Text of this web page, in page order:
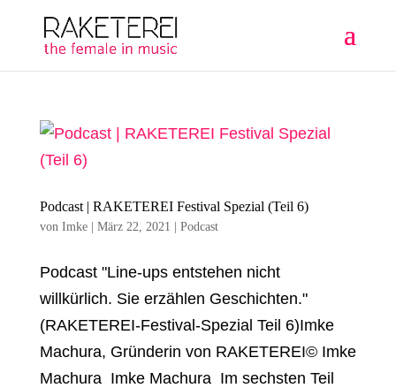
Podcast | RAKETEREI Festival Spezial (Teil 6)
von Imke| März 22, 2021 Podcast
Podcast "Line-ups entstehen nicht
willkürlich. Sie erzählen Geschichten."
(RAKETEREI-Festival-Spezial Teil 6)Imke
Machura, Gründerin von RAKETEREI© Imke
Machura Imke Machura Im sechsten Teil